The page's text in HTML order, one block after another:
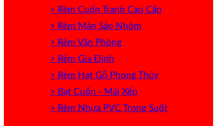
> Rèm Cuốn Tranh Cao Cấp
> Rèm Màn Sáo Nhôm
> Rèm Văn Phòng
> Rèm Gia Đình
> Rèm Hạt Gỗ Phong Thủy
> Bạt Cuốn - Mái Xếp
> Rèm Nhựa PVC Trong Suốt